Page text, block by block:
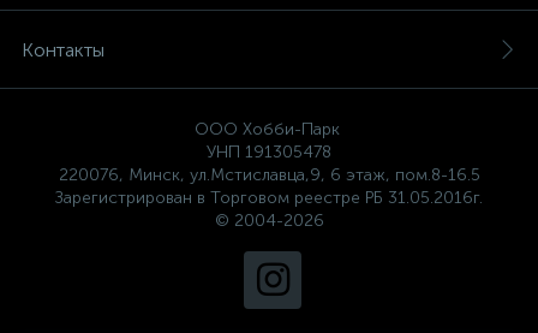
Контакты
ООО Хобби-Парк
УНП 191305478
220076, Минск, ул.Мстиславца,9, 6 этаж, пом.8-16.5
Зарегистрирован в Торговом реестре РБ 31.05.2016г.
© 2004-2026